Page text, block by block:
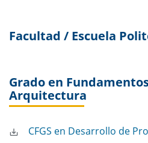
Facultad / Escuela
Grado en
Arquitectura
CFGS en Desarrollo de